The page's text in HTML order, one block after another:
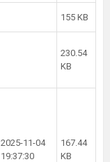
155 KB
230.54
KB
2025-11-04
19:37:30
167.44
KB